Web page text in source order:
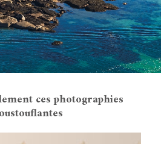
ces photographies